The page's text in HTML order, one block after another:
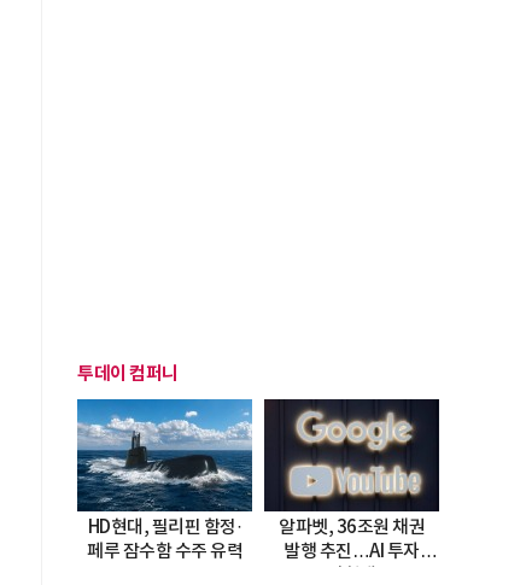
투데이 컴퍼니
HD현대, 필리핀 함정·
페루 잠수함 수주 유력
알파벳, 36조원 채권
발행 추진…AI 투자